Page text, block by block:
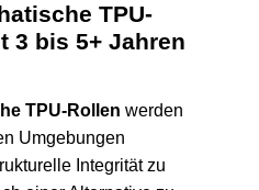
TPU-
3 bis 5+ Jahren
TPU-Rollen werden
Umgebungen
Integrität zu